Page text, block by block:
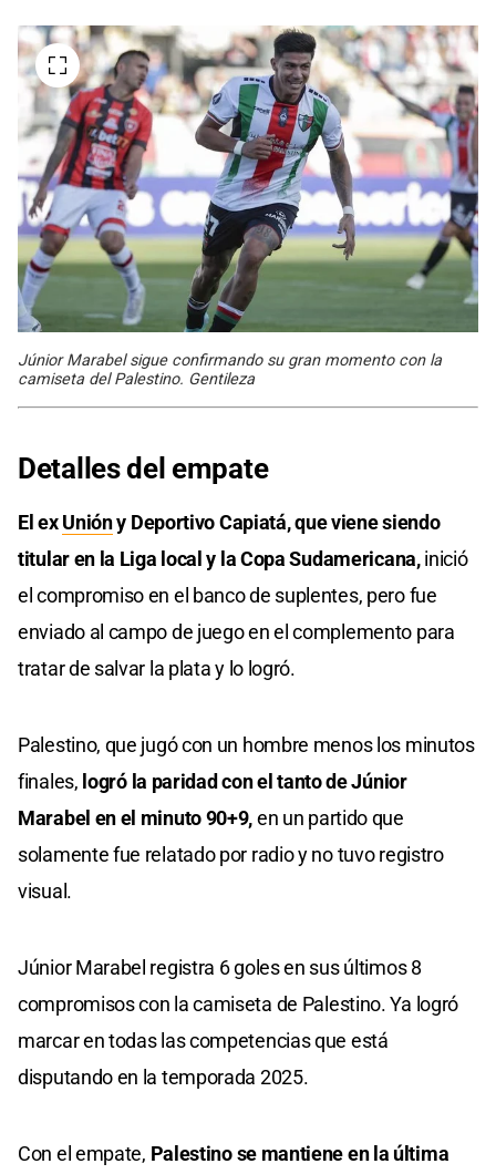
Júnior Marabel sigue confirmando su gran momento con la
camiseta del Palestino. Gentileza
Detalles del empate
El exUnióny Deportivo Capiatá, que viene siendo
titular en la Liga local y la Copa Sudamericana,inició
el compromiso en el banco de suplentes, pero fue
enviado al campo de juego en el complemento para
tratar de salvar la plata y lo logró.
Palestino, que jugó con un hombre menos los minutos
finales, logró la paridad con el tanto de Júnior
Marabel en el minuto 90+9,en un partido que
solamente fue relatado por radio y no tuvo registro
visual.
Júnior Marabel registra 6 goles en sus últimos 8
compromisos con la camiseta de Palestino. Ya logró
marcar en todas las competencias que está
disputando en la temporada 2025.
Con el empate, Palestino se mantiene en la última